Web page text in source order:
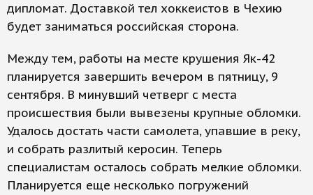
дипломат. Доставкой тел хоккеистов в Чехию
будет заниматься российская сторона.
Между тем, работы на месте крушения Як-42
планируется завершить вечером в пятницу, 9
сентября. В минувший четверг с места
происшествия были вывезены крупные обломки.
Удалось достать части самолета, упавшие в реку,
и собрать разлитый керосин. Теперь
специалистам осталось собрать мелкие обломки.
Планируется еще несколько погружений